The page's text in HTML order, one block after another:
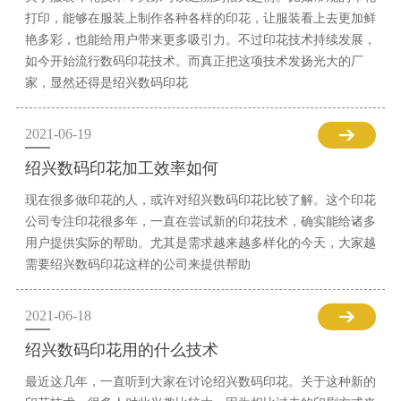
打印，能够在服装上制作各种各样的印花，让服装看上去更加鲜
艳多彩，也能给用户带来更多吸引力。不过印花技术持续发展，
如今开始流行数码印花技术。而真正把这项技术发扬光大的厂
家，显然还得是绍兴数码印花
2021-06-19
绍兴数码印花加工效率如何
现在很多做印花的人，或许对绍兴数码印花比较了解。这个印花
公司专注印花很多年，一直在尝试新的印花技术，确实能给诸多
用户提供实际的帮助。尤其是需求越来越多样化的今天，大家越
需要绍兴数码印花这样的公司来提供帮助
2021-06-18
绍兴数码印花用的什么技术
最近这几年，一直听到大家在讨论绍兴数码印花。关于这种新的